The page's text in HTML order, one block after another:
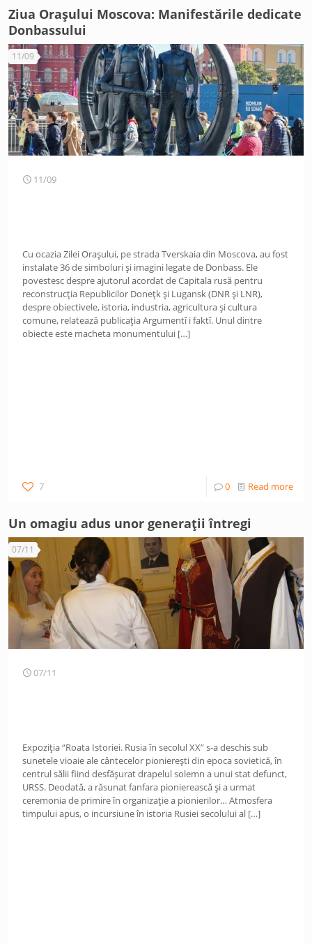
Ziua Orașului Moscova: Manifestările dedicate
Donbassului
11/09
11/09
Cu ocazia Zilei Orașului, pe strada Tverskaia din Moscova, au fost
instalate 36 de simboluri și imagini legate de Donbass. Ele
povestesc despre ajutorul acordat de Capitala rusă pentru
reconstrucția Republicilor Donețk și Lugansk (DNR și LNR),
despre obiectivele, istoria, industria, agricultura și cultura
comune, relatează publicația Argumentî i faktî. Unul dintre
obiecte este macheta monumentului […]
7 0 Read more
Un omagiu adus unor generații întregi
07/11
07/11
Expoziția “Roata Istoriei. Rusia în secolul XX” s-a deschis sub
sunetele vioaie ale cântecelor pionierești din epoca sovietică, în
centrul sălii fiind desfășurat drapelul solemn a unui stat defunct,
URSS. Deodată, a răsunat fanfara pionierească și a urmat
ceremonia de primire în organizație a pionierilor… Atmosfera
timpului apus, o incursiune în istoria Rusiei secolului al […]